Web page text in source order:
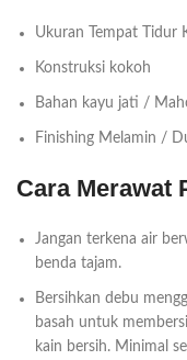
Ukuran Tempat Tidur
Konstruksi kokoh
Bahan kayu jati /
Finishing Melamin /
Cara Merawat
Jangan terkena air
benda tajam.
Bersihkan debu
basah untuk
kain bersih. Minimal